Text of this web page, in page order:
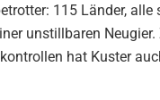
115 Länder,
unstillbaren
hat Kuster